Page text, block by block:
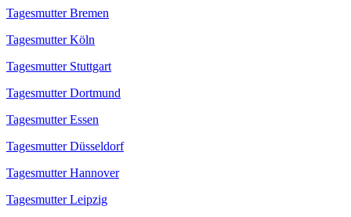
Tagesmutter Bremen
Tagesmutter Köln
Tagesmutter Stuttgart
Tagesmutter Dortmund
Tagesmutter Essen
Tagesmutter Düsseldorf
Tagesmutter Hannover
Tagesmutter Leipzig